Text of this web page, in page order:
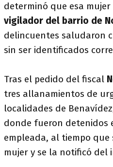
determinó que esa
vigilador del barrio de
delincuentes saludaron
sin ser identificados
Tras el pedido del fiscal
tres allanamientos de
localidades de
donde fueron detenidos
empleada, al tiempo
mujer y se la notificó del